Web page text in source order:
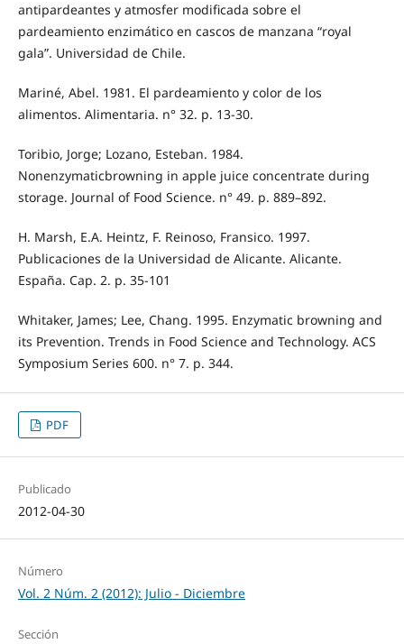
antipardeantes y atmosfer modificada sobre el
pardeamiento enzimático en cascos de manzana “royal
gala”. Universidad de Chile.
Mariné, Abel. 1981. El pardeamiento y color de los
alimentos. Alimentaria. n° 32. p. 13-30.
Toribio, Jorge; Lozano, Esteban. 1984.
Nonenzymaticbrowning in apple juice concentrate during
storage. Journal of Food Science. n° 49. p. 889–892.
H. Marsh, E.A. Heintz, F. Reinoso, Fransico. 1997.
Publicaciones de la Universidad de Alicante. Alicante.
España. Cap. 2. p. 35-101
Whitaker, James; Lee, Chang. 1995. Enzymatic browning and
its Prevention. Trends in Food Science and Technology. ACS
Symposium Series 600. n° 7. p. 344.
PDF
Publicado
2012-04-30
Número
Vol. 2 Núm. 2 (2012): Julio - Diciembre
Sección